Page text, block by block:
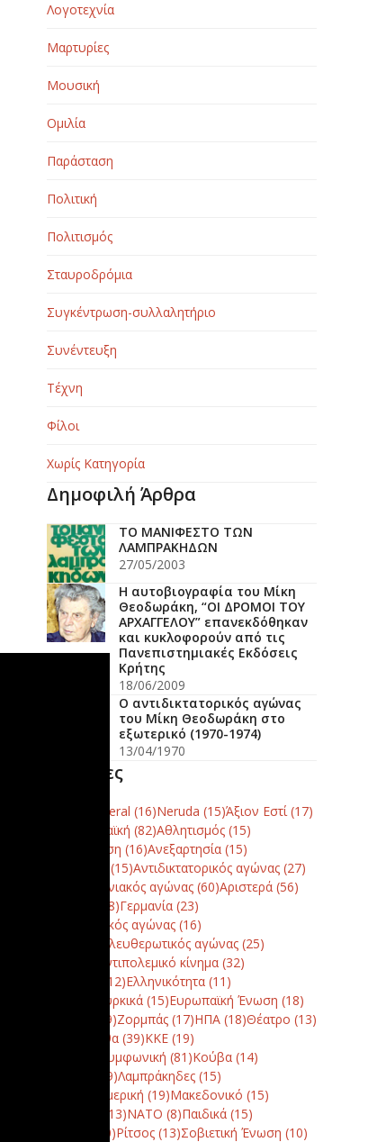
Λογοτεχνία
Μαρτυρίες
Μουσική
Ομιλία
Παράσταση
Πολιτική
Πολιτισμός
Σταυροδρόμια
Συγκέντρωση-συλλαλητήριο
Συνέντευξη
Τέχνη
Φίλοι
Χωρίς Κατηγορία
Δημοφιλή Άρθρα
ΤΟ ΜΑΝΙΦΕΣΤΟ ΤΩΝ
ΛΑΜΠΡΑΚΗΔΩΝ
27/05/2003
Η αυτοβιογραφία του Μίκη
Θεοδωράκη, “ΟΙ ΔΡΟΜΟΙ ΤΟΥ
ΑΡΧΑΓΓΕΛΟΥ” επανεκδόθηκαν
και κυκλοφορούν από τις
Πανεπιστημιακές Εκδόσεις
Κρήτης
18/06/2009
Ο αντιδικτατορικός αγώνας
του Μίκη Θεοδωράκη στο
εξωτερικό (1970-1974)
13/04/1970
Ετικέτες
Canto General (16)Neruda (15)Άξιον Εστί(17)
Έντεχνη λαϊκή (82)Αθλητισμός(15)
Αναγόρευση (16)Ανεξαρτησία(15)
(15)Αντιδικτατορικός αγώνας(27)
Αντιμνημονιακός αγώνας(60)Αριστερά(56)
(48)Γερμανία(23)
Δημοκρατικός αγώνας(16)
Εθνικοαπελευθερωτικός αγώνας(25)
Ειρήνη - αντιπολεμικό κίνημα(32)
(12)Ελληνικότητα(11)
Ελληνοτουρκικά(15)Ευρωπαϊκή Ένωση (18)
(9)Ζορμπάς(17)ΗΠΑ(18)Θέατρο (13)
ΚΑΠ - Σπίθα(39)ΚΚΕ(19)
Κλασική-Συμφωνική (81)Κούβα(14)
(19)Λαμπράκηδες(15)
Λατινική Αμερική (19)Μακεδονικό (15)
(13)ΝΑΤΟ (8)Παιδικά(15)
(40)Ρίτσος(13)Σοβιετική Ένωση (10)